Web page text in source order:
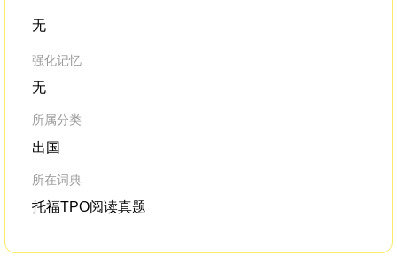
无
强化记忆
无
所属分类
出国
所在词典
托福TPO阅读真题